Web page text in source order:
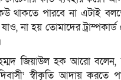
থাকতে পারবে না এটাই
না হয় তোমাদের
জিয়াউল হক আরো বলেন,
স্বীকৃতি আদায় করতে